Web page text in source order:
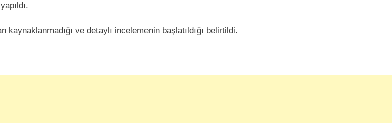
ve detaylı incelemenin başlatıldığı belirtildi.